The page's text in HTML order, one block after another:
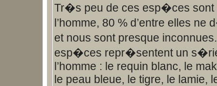
Tr�s peu de ces esp�ces sont
l’homme, 80 % d’entre elles
et nous sont presque
esp�ces repr�sentent un
l’homme : le requin blanc, le
le peau bleue, le tigre, le lamie,